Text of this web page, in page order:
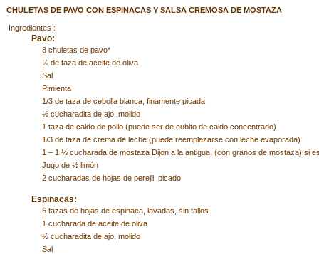
CHULETAS DE PAVO CON ESPINACAS Y SALSA CREMOSA DE MOSTAZA
Ingredientes :
Pavo:
8 chuletas de pavo*
¼ de taza de aceite de oliva
Sal
Pimienta
1/3 de taza de cebolla blanca, finamente picada
½ cucharadita de ajo, molido
1 taza de caldo de pollo (puede ser de cubito de caldo concentrado)
1/3 de taza de crema de leche (puede reemplazarse con leche evaporada)
1 – 1 ½ cucharada de mostaza Dijon a la antigua, (con granos de mostaza) si
Jugo de ½ limón
2 cucharadas de hojas de perejil, picado
Espinacas:
6 tazas de hojas de espinaca, lavadas, sin tallos
1 cucharada de aceite de oliva
½ cucharadita de ajo, molido
Sal